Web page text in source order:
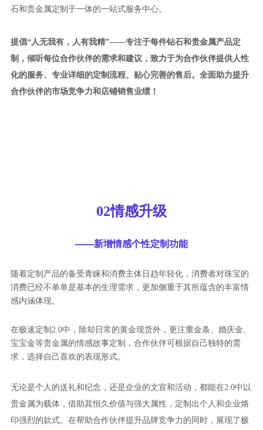
石和贵金属定制于一体的一站式服务中心。
提倡“人无我有，人有我精”——专注于每件钻石和贵金属产品定
制，倾听每位合作伙伴的需求和建议，致力于为合作伙伴提供人性
化的服务、专业详细的定制流程、贴心完善的售后。全面助力提升
合作伙伴的市场竞争力和店铺销售业绩！
02情感升级
——新增情感个性定制功能
随着定制产品的备受青睐和消费主体日趋年轻化，消费者对珠宝的
消费已经不单单是基本的生理需求，更加侧重于其所蕴含的丰富情
感内涵体现。
在极速定制2.0中，除却日常的黄金现货外，更注重金条、婚庆金、
宝宝金等贵金属的情感故事定制，合作伙伴可根据自己独特的需
求，选择自己喜欢的表现形式。
无论是个人的送礼和纪念，还是企业的文宣和活动，都能在2.0中以
贵金属为载体，借助其恒久价值与强大属性，定制出个人和企业烙
印强烈的款式。在帮助合作伙伴提升品牌竞争力的同时，展现了极